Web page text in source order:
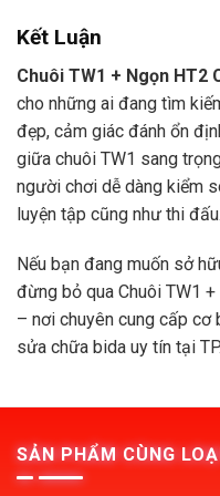
Kết Luận
Chuôi TW1 + Ngọn HT2
cho những ai đang tìm
đẹp, cảm giác đánh ổn
giữa chuôi TW1 sang
người chơi dễ dàng kiểm
luyện tập cũng như thi đấu.
Nếu bạn đang muốn sở
đừng bỏ qua Chuôi TW1
– nơi chuyên cung cấp cơ
sửa chữa bida uy tín tại
SẢN PHẨM CÙNG